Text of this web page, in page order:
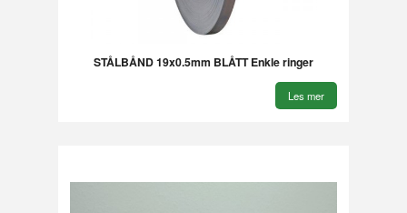
STÅLBÅND 19x0.5mm BLÅTT Enkle ringer
Les mer